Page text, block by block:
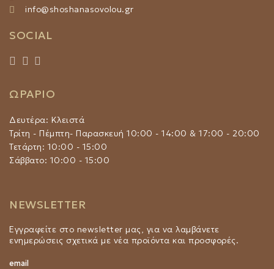
info@shoshanasovolou.gr
SOCIAL
ΩΡΑΡΙΟ
Δευτέρα: Κλειστά
Τρίτη - Πέμπτη- Παρασκευή 10:00 - 14:00 & 17:00 - 20:00
Τετάρτη: 10:00 - 15:00
Σάββατο: 10:00 - 15:00
NEWSLETTER
Εγγραφείτε στο newsletter μας, για να λαμβάνετε
ενημερώσεις σχετικά με νέα προϊόντα και προσφορές.